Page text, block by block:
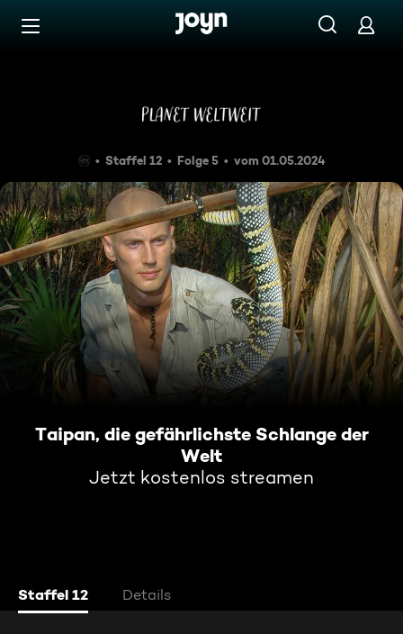
Zum Inhalt springen
Staffel 12 Folge 5 vom 01.05.2024
Taipan, die gefährlichste Schlange der
Welt
Jetzt kostenlos streamen
Staffel 12 Details